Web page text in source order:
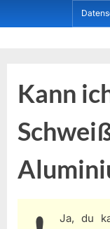
to
Kann
Ja, du